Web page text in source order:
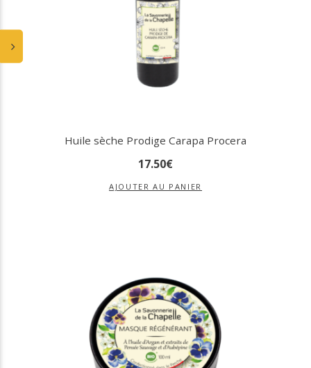
Huile sèche Prodige Carapa Procera
17.50€
AJOUTER AU PANIER